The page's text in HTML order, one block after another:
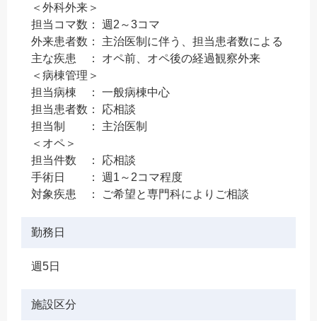
＜外科外来＞
担当コマ数： 週2～3コマ
外来患者数： 主治医制に伴う、担当患者数による
主な疾患 ： オペ前、オペ後の経過観察外来
＜病棟管理＞
担当病棟 ： 一般病棟中心
担当患者数： 応相談
担当制 ： 主治医制
＜オペ＞
担当件数 ： 応相談
手術日 ： 週1～2コマ程度
対象疾患 ： ご希望と専門科によりご相談
勤務日
週5日
施設区分